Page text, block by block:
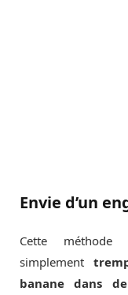
Envie d’un
Cette méthode
simplement
banane dans